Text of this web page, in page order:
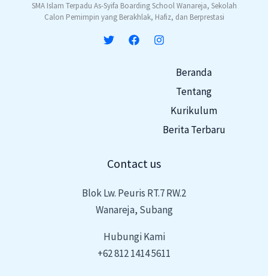
SMA Islam Terpadu As-Syifa Boarding School Wanareja, Sekolah
Calon Pemimpin yang Berakhlak, Hafiz, dan Berprestasi
Beranda
Tentang
Kurikulum
Berita Terbaru
Contact us
Blok Lw. Peuris RT.7 RW.2
Wanareja, Subang
Hubungi Kami
+62 812 1414 5611